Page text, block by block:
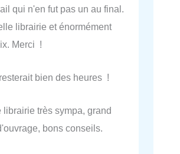
qui n'en fut pas un au final.
librairie et énormément
Merci !
bien des heures !
librairie très sympa, grand
bons conseils.